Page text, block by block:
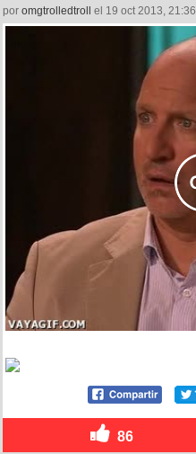
por omgtrolledtroll el 19 oct 2013, 21:36
86